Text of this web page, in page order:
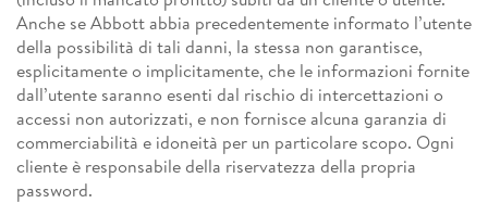
Anche se Abbott abbia precedentemente informato l’utente
della possibilità di tali danni, la stessa non garantisce,
esplicitamente o implicitamente, che le informazioni fornite
dall’utente saranno esenti dal rischio di intercettazioni o
accessi non autorizzati, e non fornisce alcuna garanzia di
commerciabilità e idoneità per un particolare scopo. Ogni
cliente è responsabile della riservatezza della propria
password.